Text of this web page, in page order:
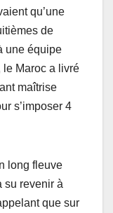
qu’une
de
une équipe
le Maroc a livré
maîtrise
s’imposer 4
long fleuve
su revenir à
que sur